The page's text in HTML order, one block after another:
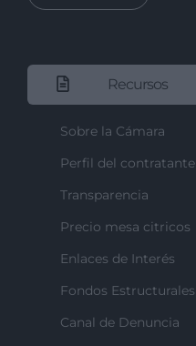
Recursos
Sobre la Cámara
Perfil del contratante
Transparencia
Precio mesa citricos
Enlaces de Interés
Fondos Estructurales
Canal de Denuncia